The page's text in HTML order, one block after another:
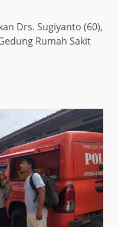
Drs. Sugiyanto (60),
Rumah Sakit